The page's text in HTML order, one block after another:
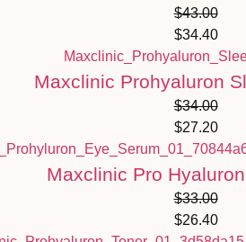
$43.00
$34.40
Maxclinic Prohyaluron
$34.00
$27.20
Maxclinic Pro
$33.00
$26.40